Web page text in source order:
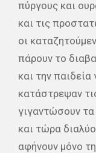
πύργους και
και τις
οι
πάρουν το
και την παιδεία
κατάστρεψαν
γιγαντώσουν
και τώρα
αφήνουν μόνο